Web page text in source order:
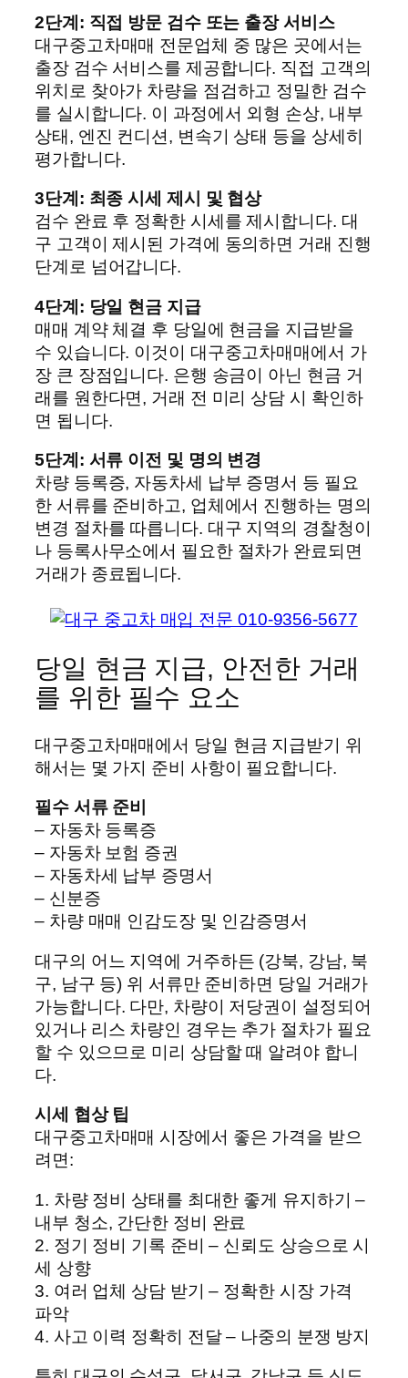
2단계: 직접 방문 검수 또는 출장 서비스
대구중고차매매 전문업체 중 많은 곳에서는
출장 검수 서비스를 제공합니다. 직접 고객의
위치로 찾아가 차량을 점검하고 정밀한 검수
를 실시합니다. 이 과정에서 외형 손상, 내부
상태, 엔진 컨디션, 변속기 상태 등을 상세히
평가합니다.
3단계: 최종 시세 제시 및 협상
검수 완료 후 정확한 시세를 제시합니다. 대
구 고객이 제시된 가격에 동의하면 거래 진행
단계로 넘어갑니다.
4단계: 당일 현금 지급
매매 계약 체결 후 당일에 현금을 지급받을
수 있습니다. 이것이 대구중고차매매에서 가
장 큰 장점입니다. 은행 송금이 아닌 현금 거
래를 원한다면, 거래 전 미리 상담 시 확인하
면 됩니다.
5단계: 서류 이전 및 명의 변경
차량 등록증, 자동차세 납부 증명서 등 필요
한 서류를 준비하고, 업체에서 진행하는 명의
변경 절차를 따릅니다. 대구 지역의 경찰청이
나 등록사무소에서 필요한 절차가 완료되면
거래가 종료됩니다.
당일 현금 지급, 안전한 거래
를 위한 필수 요소
대구중고차매매에서 당일 현금 지급받기 위
해서는 몇 가지 준비 사항이 필요합니다.
필수 서류 준비
– 자동차 등록증
– 자동차 보험 증권
– 자동차세 납부 증명서
– 신분증
– 차량 매매 인감도장 및 인감증명서
대구의 어느 지역에 거주하든 (강북, 강남, 북
구, 남구 등) 위 서류만 준비하면 당일 거래가
가능합니다. 다만, 차량이 저당권이 설정되어
있거나 리스 차량인 경우는 추가 절차가 필요
할 수 있으므로 미리 상담할 때 알려야 합니
다.
시세 협상 팁
대구중고차매매 시장에서 좋은 가격을 받으
려면:
1. 차량 정비 상태를 최대한 좋게 유지하기 –
내부 청소, 간단한 정비 완료
2. 정기 정비 기록 준비 – 신뢰도 상승으로 시
세 상향
3. 여러 업체 상담 받기 – 정확한 시장 가격
파악
4. 사고 이력 정확히 전달 – 나중의 분쟁 방지